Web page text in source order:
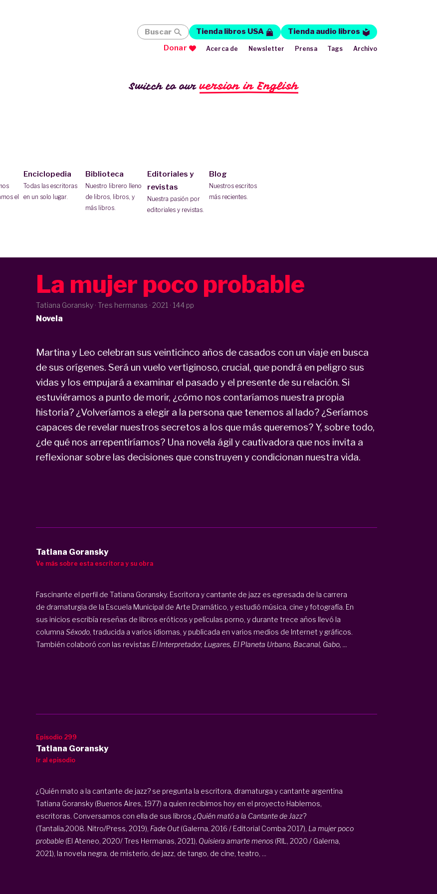
Switch to ourversion in English
el
Enciclopedia
Todas las escritoras
en un solo lugar.
Biblioteca
Nuestro librero lleno
de libros, libros, y
más libros.
Editoriales y
revistas
Nuestra pasión por
editoriales y revistas.
Blog
Nuestros escritos
más recientes.
Buscar Tienda libros USA
Tienda audio libros
Donar
Acerca de Newsletter Prensa Tags Archivo
La mujer poco probable
Tatiana Goransky · Tres hermanas · 2021 · 144 pp
Novela
Martina y Leo celebran sus veinticinco años de casados con un viaje en busca
de sus orígenes. Será un vuelo vertiginoso, crucial, que pondrá en peligro sus
vidas y los empujará a examinar el pasado y el presente de su relación. Si
estuviéramos a punto de morir, ¿cómo nos contaríamos nuestra propia
historia? ¿Volveríamos a elegir a la persona que tenemos al lado? ¿Seríamos
capaces de revelar nuestros secretos a los que más queremos? Y, sobre todo,
¿de qué nos arrepentiríamos? Una novela ágil y cautivadora que nos invita a
reflexionar sobre las decisiones que construyen y condicionan nuestra vida.
Tatiana Goransky
Ve más sobre esta escritora y su obra
Fascinante el perfil de Tatiana Goransky. Escritora y cantante de jazz es egresada de la carrera
de dramaturgia de la Escuela Municipal de Arte Dramático, y estudió música, cine y fotografía. En
sus inicios escribía reseñas de libros eróticos y películas porno, y durante trece años llevó la
columna Séxodo, traducida a varios idiomas, y publicada en varios medios de Internet y gráficos.
También colaboró con las revistas El Interpretador, Lugares, El Planeta Urbano, Bacanal, Gabo, ...
Episodio 299
Tatiana Goransky
Ir al episodio
¿Quién mato a la cantante de jazz? se pregunta la escritora, dramaturga y cantante argentina
Tatiana Goransky (Buenos Aires, 1977) a quien recibimos hoy en el proyecto Hablemos,
escritoras. Conversamos con ella de sus libros ¿Quién mató a la Cantante de Jazz?
(Tantalia,2008. Nitro/Press, 2019), Fade Out(Galerna, 2016 / Editorial Comba 2017), La mujer poco
probable(El Ateneo, 2020/ Tres Hermanas, 2021), Quisiera amarte menos(RIL, 2020 / Galerna,
2021), la novela negra, de misterio, de jazz, de tango, de cine, teatro, ...